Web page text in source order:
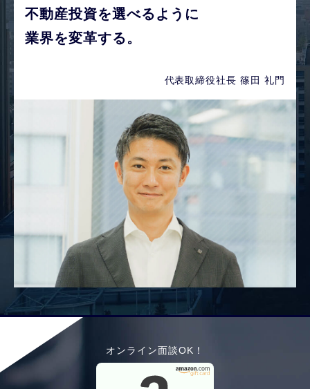
不動産投資を選べるように
業界を変革する。
代表取締役社長 篠田 礼門
オンライン面談OK！